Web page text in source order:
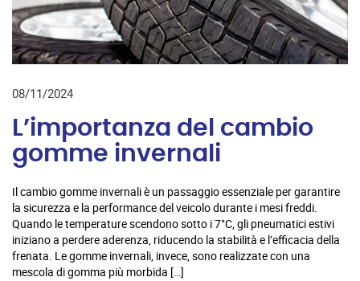
08/11/2024
L’importanza del cambio
gomme invernali
Il cambio gomme invernali è un passaggio essenziale per garantire
la sicurezza e la performance del veicolo durante i mesi freddi.
Quando le temperature scendono sotto i 7°C, gli pneumatici estivi
iniziano a perdere aderenza, riducendo la stabilità e l’efficacia della
frenata. Le gomme invernali, invece, sono realizzate con una
mescola di gomma più morbida […]